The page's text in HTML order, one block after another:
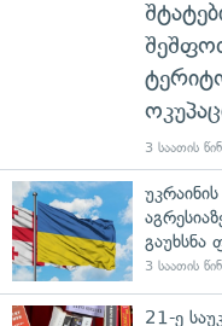
3 საათის წინ
გაუხსნა
3 საათის წინ
21-ე